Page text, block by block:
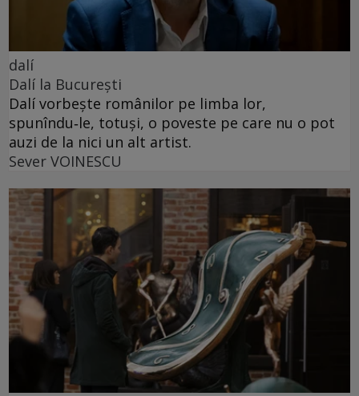
dalí
Dalí la București
Dalí vorbește românilor pe limba lor,
spunîndu‑le, totuși, o poveste pe care nu o pot
auzi de la nici un alt artist.
Sever VOINESCU